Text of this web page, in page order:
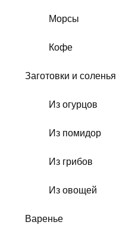
Морсы
Кофе
Заготовки и соленья
Из огурцов
Из помидор
Из грибов
Из овощей
Варенье